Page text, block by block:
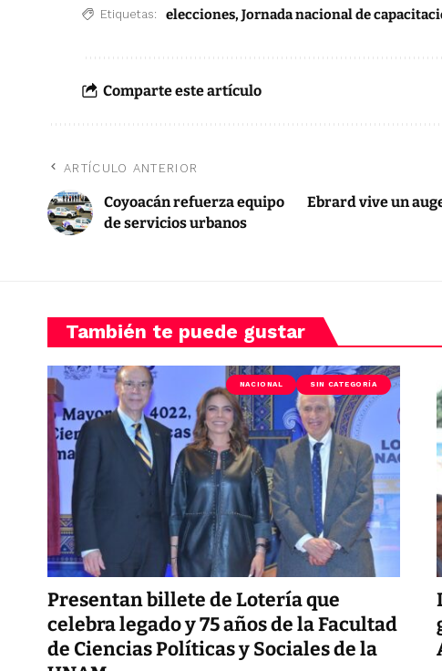
Etiquetas: elecciones,Jornada nacional de
Comparte este artículo
ARTÍCULO ANTERIOR
Coyoacán refuerza equipo
de servicios urbanos
Ebrard vive un
También te puede gustar
NACIONAL SIN CATEGORÍA
Presentan billete de Lotería que
celebra legado y 75 años de la Facultad
de Ciencias Políticas y Sociales de la